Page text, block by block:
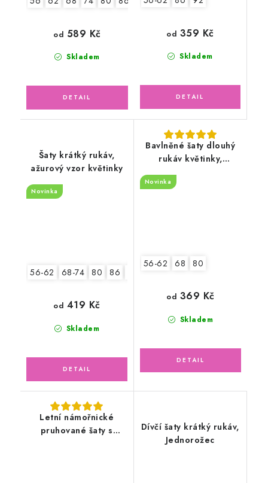
Skladem
od 589 Kč
Skladem
od 359 Kč
Šaty krátký rukáv,
ažurový vzor květinky
Novinka
56-62 68-74 80 86
Skladem
od 419 Kč
Bavlněné šaty dlouhý
rukáv květinky,
zeleno/růžové
Novinka
56-62 68 80
Skladem
od 369 Kč
Letní námořnické
pruhované šaty s
Dívčí šaty krátký rukáv,
Jednorožec